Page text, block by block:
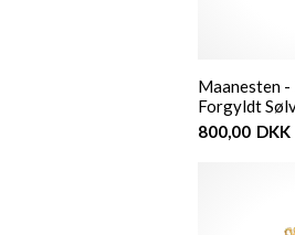
Maanesten
Forgyldt
800,00 DKK